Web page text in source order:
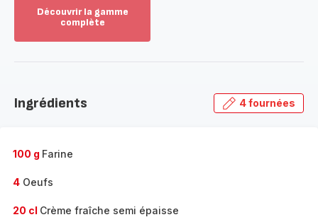
Découvrir la gamme
complète
gamme
Ingrédients 4 fournées
100 g Farine
4 Oeufs
20 cl Crème fraîche semi épaisse